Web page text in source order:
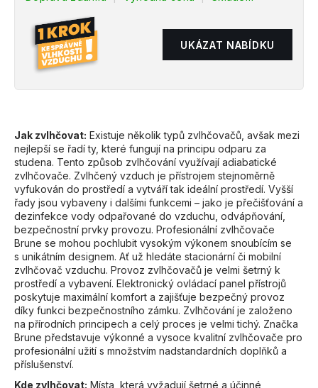
UKÁZAT NABÍDKU
Jak zvlhčovat: Existuje několik typů zvlhčovačů, avšak mezi
nejlepší se řadí ty, které fungují na principu odparu za
studena. Tento způsob zvlhčování využívají adiabatické
zvlhčovače. Zvlhčený vzduch je přístrojem stejnoměrně
vyfukován do prostředí a vytváří tak ideální prostředí. Vyšší
řady jsou vybaveny i dalšími funkcemi – jako je přečišťování a
dezinfekce vody odpařované do vzduchu, odvápňování,
bezpečnostní prvky provozu. Profesionální zvlhčovače
Brune se mohou pochlubit vysokým výkonem snoubícím se
s unikátním designem. Ať už hledáte stacionární či mobilní
zvlhčovač vzduchu. Provoz zvlhčovačů je velmi šetrný k
prostředí a vybavení. Elektronický ovládací panel přístrojů
poskytuje maximální komfort a zajišťuje bezpečný provoz
díky funkci bezpečnostního zámku. Zvlhčování je založeno
na přírodních principech a celý proces je velmi tichý. Značka
Brune představuje výkonné a vysoce kvalitní zvlhčovače pro
profesionální užití s množstvím nadstandardních doplňků a
příslušenství.
Kde zvlhčovat: Místa, která vyžadují šetrné a účinné
?
HLEDAT
D
o
p
o
r
u
č
u
j
e
m